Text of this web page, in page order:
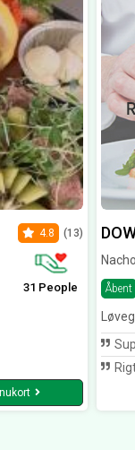
4.8 (13)
31 People Åbent